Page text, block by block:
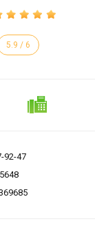
5.9 / 6
92-47